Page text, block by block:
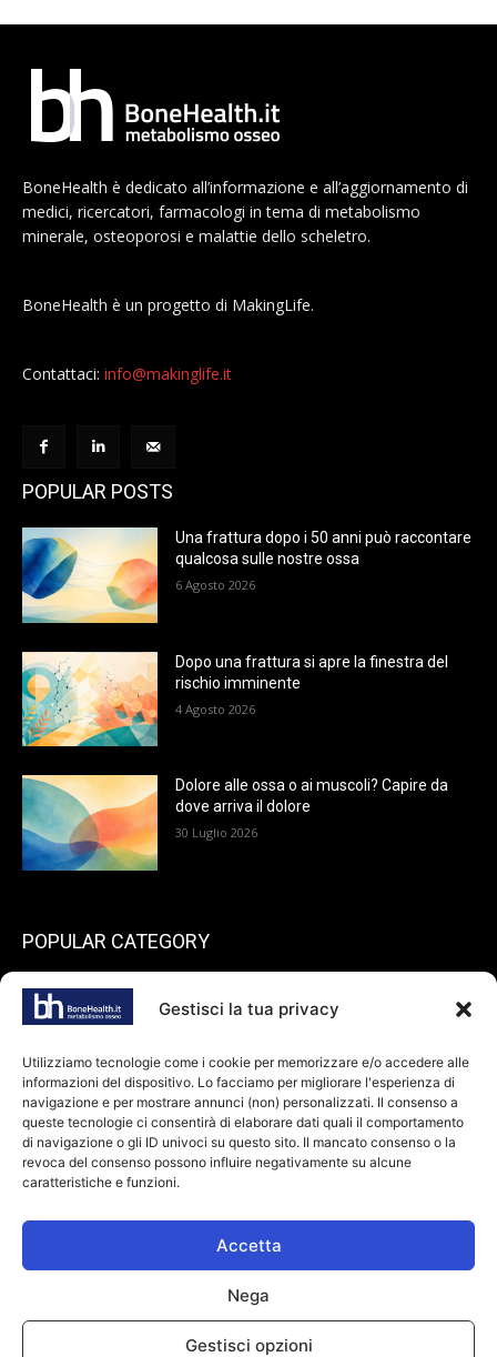
Gestisci la tua privacy
Utilizziamo tecnologie come i cookie per memorizzare e/o accedere alle
informazioni del dispositivo. Lo facciamo per migliorare l'esperienza di
navigazione e per mostrare annunci (non) personalizzati. Il consenso a
queste tecnologie ci consentirà di elaborare dati quali il comportamento
di navigazione o gli ID univoci su questo sito. Il mancato consenso o la
revoca del consenso possono influire negativamente su alcune
caratteristiche e funzioni.
Accetta
Nega
Gestisci opzioni
BoneHealth è dedicato all’informazione e all’aggiornamento di
medici, ricercatori, farmacologi in tema di metabolismo
minerale, osteoporosi e malattie dello scheletro.
BoneHealth è un progetto di MakingLife.
Contattaci: info@makinglife.it
POPULAR POSTS
Una frattura dopo i 50 anni può raccontare
qualcosa sulle nostre ossa
6 Agosto 2026
Dopo una frattura si apre la finestra del
rischio imminente
4 Agosto 2026
Dolore alle ossa o ai muscoli? Capire da
dove arriva il dolore
30 Luglio 2026
POPULAR CATEGORY
endocrinologia
Spazio pazienti
73
reumatologia
45
ortopedia
40
odontoiatria
36
Farmaci
34
dietologia
oncologia
24
© Copyright 2026 bonehealth.it | Informativa privacy